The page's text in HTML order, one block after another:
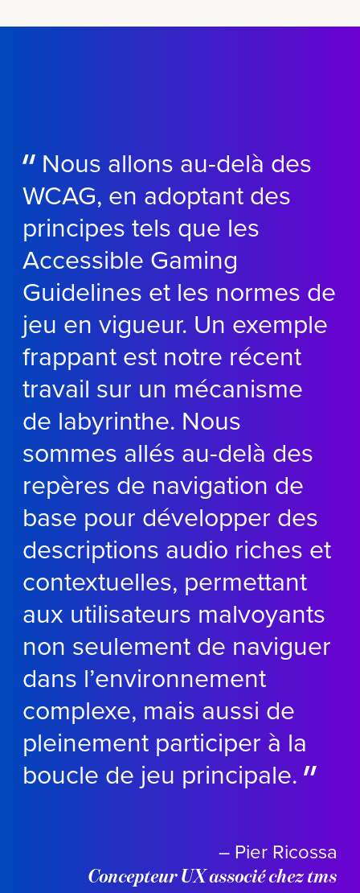
Nous allons au-delà des
WCAG, en adoptant des
principes tels que les
Accessible Gaming
Guidelines et les normes de
jeu en vigueur. Un exemple
frappant est notre récent
travail sur un mécanisme
de labyrinthe. Nous
sommes allés au-delà des
repères de navigation de
base pour développer des
descriptions audio riches et
contextuelles, permettant
aux utilisateurs malvoyants
non seulement de naviguer
dans l’environnement
complexe, mais aussi de
pleinement participer à la
boucle de jeu principale.
– Pier Ricossa
Concepteur UX associé chez tms